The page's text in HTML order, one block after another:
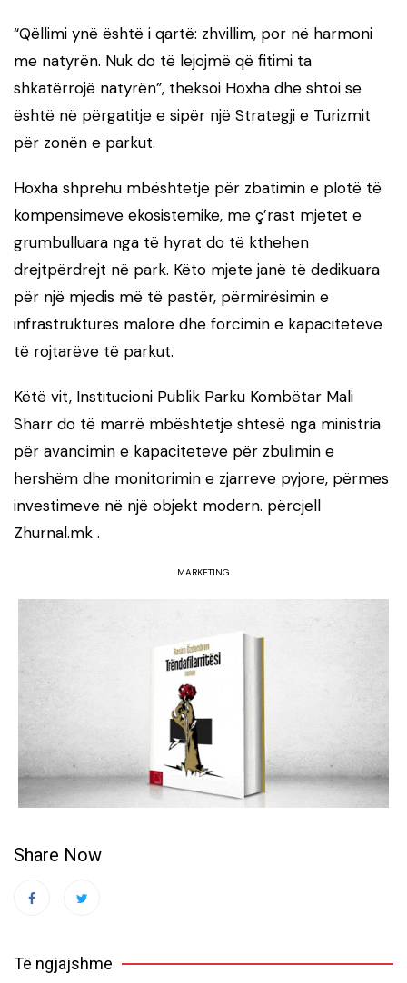
“Qëllimi ynë është i qartë: zhvillim, por në harmoni
me natyrën. Nuk do të lejojmë që fitimi ta
shkatërrojë natyrën”, theksoi Hoxha dhe shtoi se
është në përgatitje e sipër një Strategji e Turizmit
për zonën e parkut.
Hoxha shprehu mbështetje për zbatimin e plotë të
kompensimeve ekosistemike, me ç’rast mjetet e
grumbulluara nga të hyrat do të kthehen
drejtpërdrejt në park. Këto mjete janë të dedikuara
për një mjedis më të pastër, përmirësimin e
infrastrukturës malore dhe forcimin e kapaciteteve
të rojtarëve të parkut.
Këtë vit, Institucioni Publik Parku Kombëtar Mali
Sharr do të marrë mbështetje shtesë nga ministria
për avancimin e kapaciteteve për zbulimin e
hershëm dhe monitorimin e zjarreve pyjore, përmes
investimeve në një objekt modern. përcjell
Zhurnal.mk .
MARKETING
Share Now
Të ngjajshme